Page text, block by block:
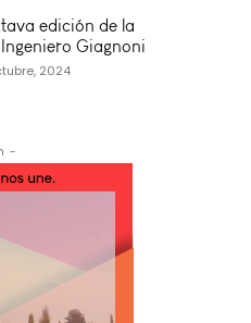
edición de la
Giagnoni
2024
-